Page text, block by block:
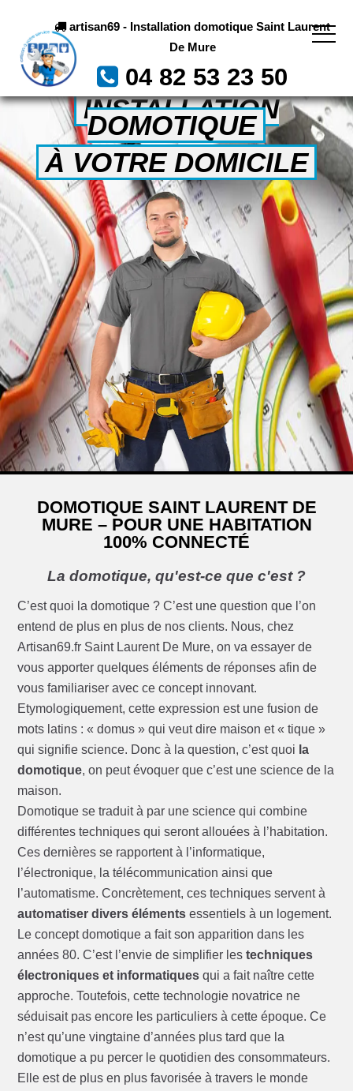
artisan69 - Installation domotique Saint Laurent
De Mure
04 82 53 23 50
INSTALLATION
DOMOTIQUE
À VOTRE DOMICILE
DOMOTIQUE SAINT LAURENT DE
MURE – POUR UNE HABITATION
100% CONNECTÉ
La domotique, qu'est-ce que c'est ?
C’est quoi la domotique ? C’est une question que l’on
entend de plus en plus de nos clients. Nous, chez
Artisan69.fr Saint Laurent De Mure, on va essayer de
vous apporter quelques éléments de réponses afin de
vous familiariser avec ce concept innovant.
Etymologiquement, cette expression est une fusion de
mots latins : « domus » qui veut dire maison et « tique »
qui signifie science. Donc à la question, c’est quoi la
domotique, on peut évoquer que c’est une science de la
maison.
Domotique se traduit à par une science qui combine
différentes techniques qui seront allouées à l’habitation.
Ces dernières se rapportent à l’informatique,
l’électronique, la télécommunication ainsi que
l’automatisme. Concrètement, ces techniques servent à
automatiser divers éléments essentiels à un logement.
Le concept domotique a fait son apparition dans les
années 80. C’est l’envie de simplifier lestechniques
électroniques et informatiques qui a fait naître cette
approche. Toutefois, cette technologie novatrice ne
séduisait pas encore les particuliers à cette époque. Ce
n’est qu’une vingtaine d’années plus tard que la
domotique a pu percer le quotidien des consommateurs.
Elle est de plus en plus favorisée à travers le monde